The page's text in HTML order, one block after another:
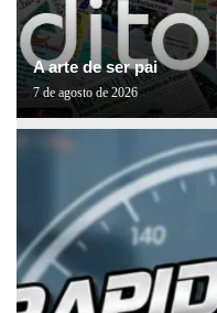
A arte de ser pai
7 de agosto de 2026